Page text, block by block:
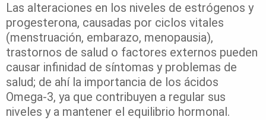
Las alteraciones en los niveles de estrógenos y
progesterona, causadas por ciclos vitales
(menstruación, embarazo, menopausia),
trastornos de salud o factores externos pueden
causar infinidad de síntomas y problemas de
salud; de ahí la importancia de los ácidos
Omega-3, ya que contribuyen a regular sus
niveles y a mantener el equilibrio hormonal.